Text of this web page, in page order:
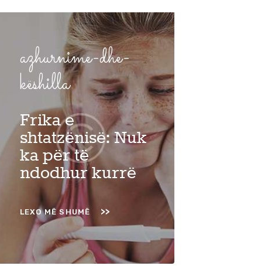
azhurnime-dhe-
këshilla
Frika e
shtatzënisë: Nuk
ka për të
ndodhur kurrë
LEXO MË SHUMË